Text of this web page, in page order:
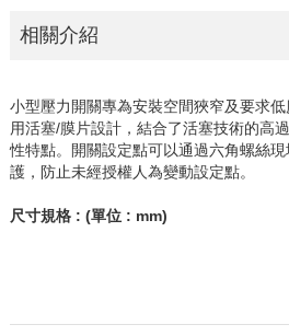
相關介紹
小型壓力開關專為安裝空間狹窄及要求
用活塞/膜片設計，結合了活塞技術的高
性特點。開關設定點可以通過六角螺絲
護，防止未經授權人為變動設定點。
尺寸規格: (單位: mm)